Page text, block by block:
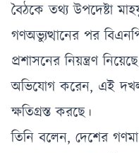
বৈঠকে তথ্য উপদেষ্টা
গণঅভ্যুত্থানের পর
প্রশাসনের নিয়ন্ত্রণ
অভিযোগ করেন, এই
ক্ষতিগ্রস্ত করছে।
তিনি বলেন, দেশের